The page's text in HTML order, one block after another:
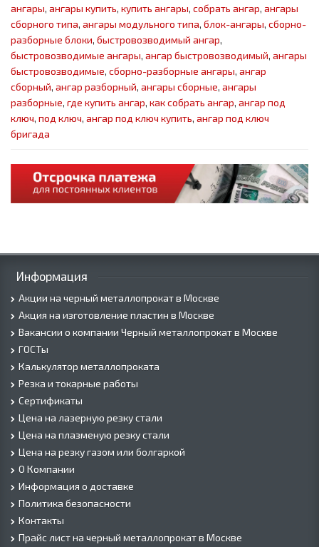
ангары, ангары купить, купить ангары, собрать ангар, ангары
сборного типа, ангары модульного типа, блок-ангары, сборно-
разборные блоки, быстровозводимый ангар,
быстровозводимые ангары, ангар быстровозводимый, ангары
быстровозводимые, сборно-разборные ангары, ангар
сборный, ангар разборный, ангары сборные, ангары
разборные, где купить ангар, как собрать ангар, ангар под
ключ, под ключ, ангар под ключ купить, ангар под ключ
бригада
Информация
Акции на черный металлопрокат в Москве
Акция на изготовление пластин в Москве
Вакансии о компании Черный металлопрокат в Москве
ГОСТы
Калькулятор металлопроката
Резка и токарные работы
Сертификаты
Цена на лазерную резку стали
Цена на плазменую резку стали
Цена на резку газом или болгаркой
О Компании
Информация о доставке
Политика безопасности
Контакты
Прайс лист на черный металлопрокат в Москве